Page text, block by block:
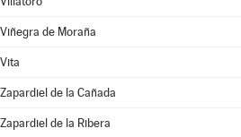
Viñegra de Moraña
Vita
Zapardiel de la Cañada
Zapardiel de la Ribera